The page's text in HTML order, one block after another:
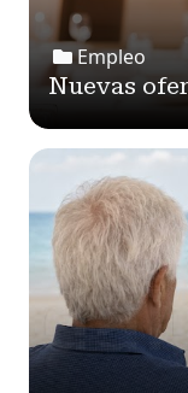
Empleo
Nuevas